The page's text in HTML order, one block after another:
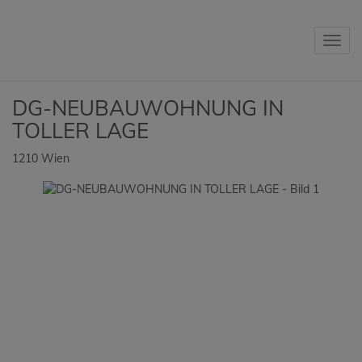
DG-NEUBAUWOHNUNG IN
TOLLER LAGE
1210 Wien